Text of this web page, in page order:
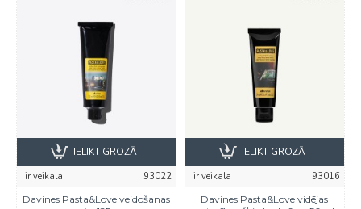
ir veikalā
93022
Davines Pasta&Love veidošanas
IELIKT GROZĀ
ir veikalā
93016
Davines Pasta&Love vidējas
IELIKT GROZĀ